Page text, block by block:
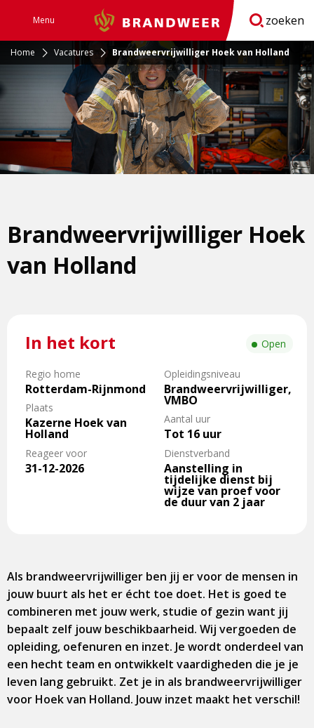
Menu Brandweer zoeken
Home Vacatures Brandweervrijwilliger Hoek van Holland
Brandweervrijwilliger Hoek
van Holland
In het kort
Regio home
Rotterdam-Rijnmond
Plaats
Kazerne Hoek van
Holland
Reageer voor
31-12-2026
Opleidingsniveau
Brandweervrijwilliger,
VMBO
Aantal uur
Tot 16 uur
Dienstverband
Aanstelling in
tijdelijke dienst bij
wijze van proef voor
de duur van 2 jaar
Open
Als brandweervrijwilliger ben jij er voor de mensen in
jouw buurt als het er écht toe doet. Het is goed te
combineren met jouw werk, studie of gezin want jij
bepaalt zelf jouw beschikbaarheid. Wij vergoeden de
opleiding, oefenuren en inzet. Je wordt onderdeel van
een hecht team en ontwikkelt vaardigheden die je je
leven lang gebruikt. Zet je in als brandweervrijwilliger
voor Hoek van Holland. Jouw inzet maakt het verschil!